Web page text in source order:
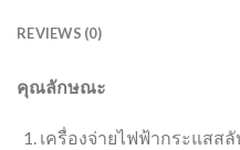
REVIEWS (0)
คุณลักษณะ
เครื่องจ่ายไฟฟ้ากระแสส